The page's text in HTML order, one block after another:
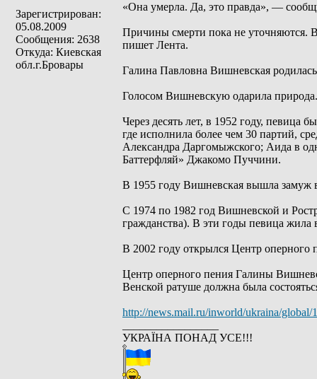
Зарегистрирован:
05.08.2009
Сообщения: 2638
Откуда: Киевская
обл.г.Бровары
«Она умерла. Да, это правда», —
Причины смерти пока не уточняются.
пишет Лента.
Галина Павловна Вишневская
Голосом Вишневскую одарила природа.
Через десять лет, в 1952 году, певица
где исполнила более чем 30 партий,
Александра Даргомыжского; Аида в
Баттерфляй» Джакомо Пуччини.
В 1955 году Вишневская вышла замуж
С 1974 по 1982 год Вишневской и
гражданства). В эти годы певица
В 2002 году открылся Центр
Центр оперного пения Галины
Венской ратуше должна была
http://news.mail.ru/inworld/ukraina/global/
УКРАЇНА ПОНАД УСЕ!!!